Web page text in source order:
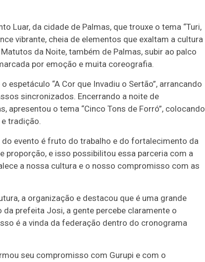
Luar, da cidade de Palmas, que trouxe o tema “Turi,
vibrante, cheia de elementos que exaltam a cultura
da Noite, também de Palmas, subir ao palco
por emoção e muita coreografia.
espetáculo “A Cor que Invadiu o Sertão”, arrancando
sincronizados. Encerrando a noite de
apresentou o tema “Cinco Tons de Forró”, colocando
tradição.
evento é fruto do trabalho e do fortalecimento da
proporção, e isso possibilitou essa parceria com a
a nossa cultura e o nosso compromisso com as
a organização e destacou que é uma grande
prefeita Josi, a gente percebe claramente o
é a vinda da federação dentro do cronograma
seu compromisso com Gurupi e com o